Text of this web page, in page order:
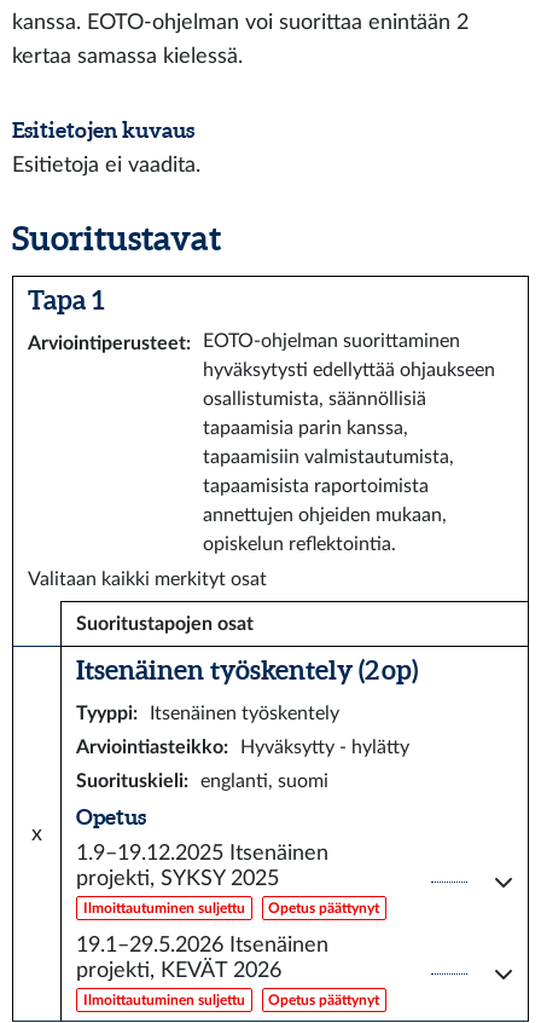
kanssa. EOTO-ohjelman voi suorittaa enintään 2
kertaa samassa kielessä.
Esitietojen kuvaus
Esitietoja ei vaadita.
Suoritustavat
Tapa 1
Arviointiperusteet:
EOTO-ohjelman suorittaminen
hyväksytysti edellyttää ohjaukseen
osallistumista, säännöllisiä
tapaamisia parin kanssa,
tapaamisiin valmistautumista,
tapaamisista raportoimista
annettujen ohjeiden mukaan,
opiskelun reflektointia.
Valitaan kaikki merkityt osat
Suoritustapojen osat
x
Itsenäinen työskentely (2 op)
Tyyppi:
Itsenäinen työskentely
Arviointiasteikko:
Hyväksytty - hylätty
Suorituskieli: englanti, suomi
Opetus
1.9–19.12.2025 Itsenäinen
projekti, SYKSY 2025
Ilmoittautuminen suljettu Opetus päättynyt
19.1–29.5.2026 Itsenäinen
projekti, KEVÄT 2026
Ilmoittautuminen suljettu Opetus päättynyt